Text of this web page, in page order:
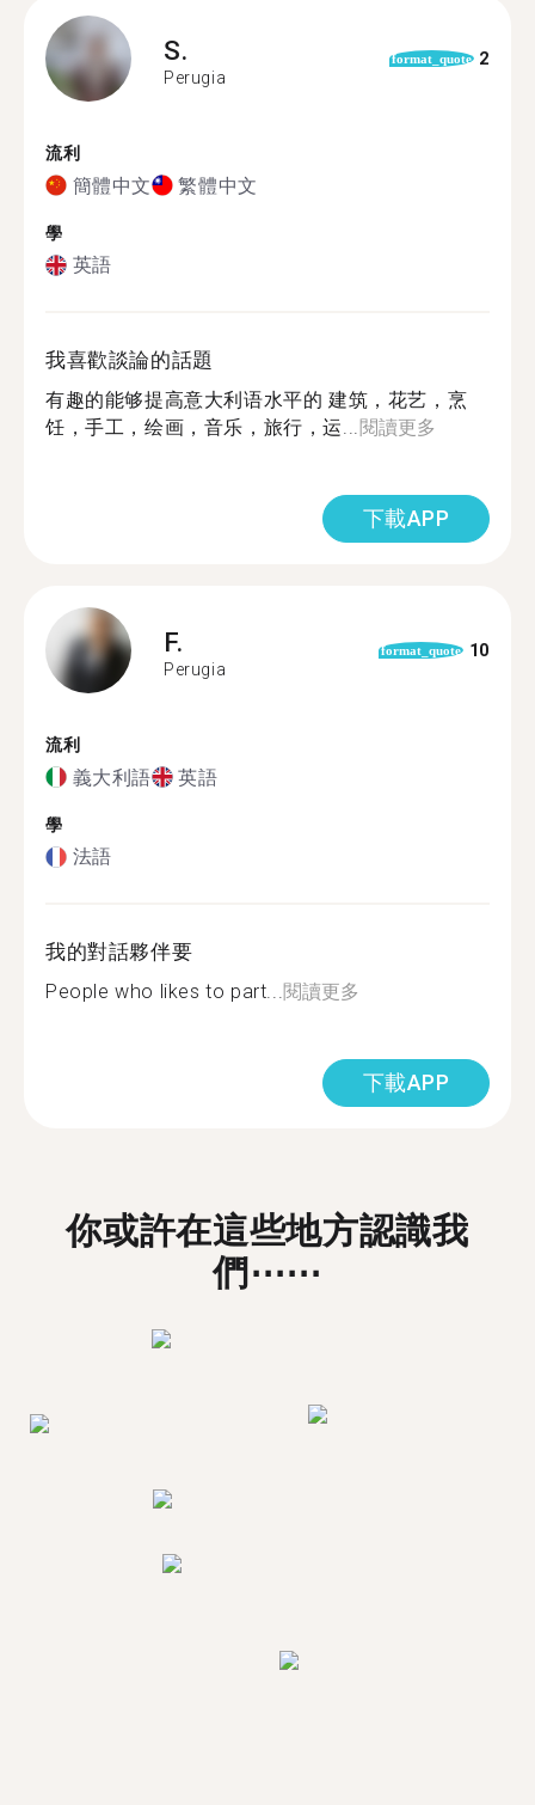
S.
Perugia
format_quote 2
流利
簡體中文 繁體中文
學
英語
我喜歡談論的話題
有趣的能够提高意大利语水平的 建筑，花艺，烹
饪，手工，绘画，音乐，旅行，运...閱讀更多
下載APP
F.
Perugia
format_quote 10
流利
義大利語 英語
學
法語
我的對話夥伴要
People who likes to part...閱讀更多
下載APP
你或許在這些地方認識我
們⋯⋯